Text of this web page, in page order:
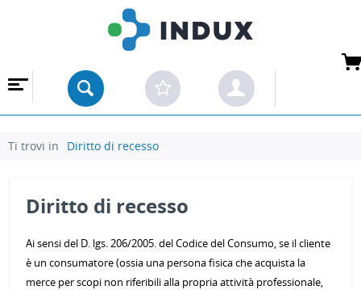
Ti trovi in Diritto di recesso
Diritto di recesso
Ai sensi del D. lgs. 206/2005. del Codice del Consumo, se il cliente
è un consumatore (ossia una persona fisica che acquista la
merce per scopi non riferibili alla propria attività professionale,